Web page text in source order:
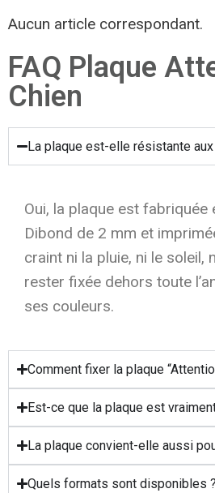
Aucun article correspondant.
FAQ Plaque
Chien
La plaque est-elle résistante
Oui, la plaque est fabriquée
Dibond de 2 mm et
craint ni la pluie, ni le soleil,
rester fixée dehors toute
ses couleurs.
Comment fixer la plaque
Est-ce que la plaque est
La plaque convient-elle aussi
Quels formats sont disponibles ?